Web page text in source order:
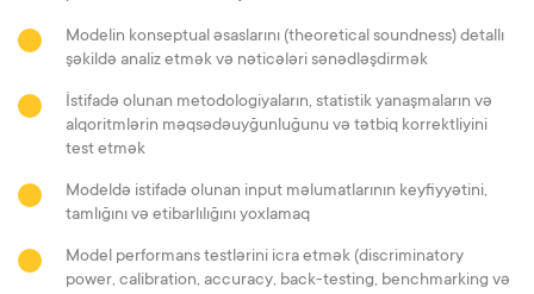
Modelin konseptual əsaslarını (theoretical soundness) detallı
şəkildə analiz etmək və nəticələri sənədləşdirmək
İstifadə olunan metodologiyaların, statistik yanaşmaların və
alqoritmlərin məqsədəuyğunluğunu və tətbiq korrektliyini
test etmək
Modeldə istifadə olunan input məlumatlarının keyfiyyətini,
tamlığını və etibarlılığını yoxlamaq
Model performans testlərini icra etmək (discriminatory
power, calibration, accuracy, back-testing, benchmarking və